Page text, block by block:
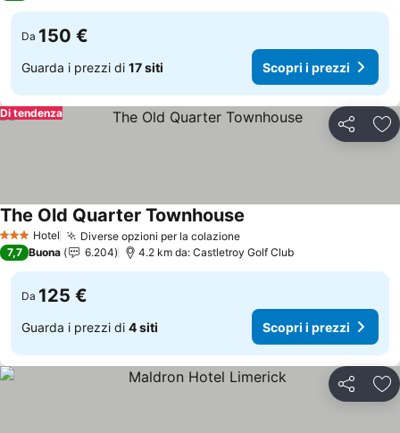
Da 150 €
Guarda i prezzi di 17 siti Scopri i prezzi
Condividi
Di tendenza
3 StelleHotel Diverse opzioni per la colazioneScopri i prezzi
The Old Quarter Townhouse
7,7 Buona 6.204 4.2 km da: Castletroy Golf Club
Da 125 €
Guarda i prezzi di 4 siti Scopri i prezzi
Condividi